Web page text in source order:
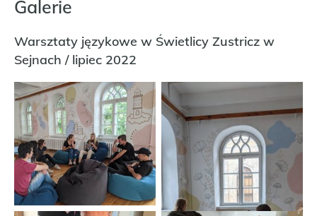
Galerie
Warsztaty językowe w Świetlicy Zustricz w
Sejnach / lipiec 2022